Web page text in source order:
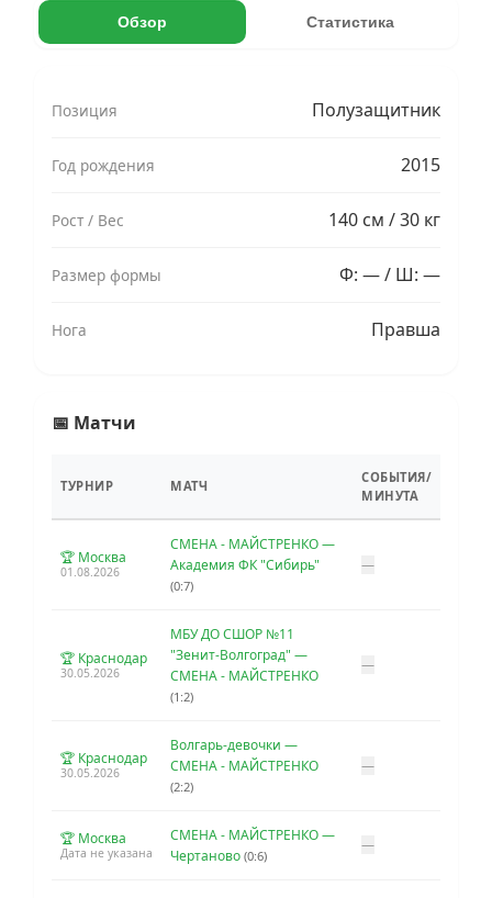
Обзор Статистика
Позиция Полузащитник
Год рождения 2015
Рост / Вес 140 см / 30 кг
Размер формы Ф: — / Ш: —
Нога Правша
📅 Матчи
ТУРНИР МАТЧ
СОБЫТИЯ/
МИНУТА
🏆 Москва
01.08.2026
СМЕНА - МАЙСТРЕНКО —
Академия ФК "Сибирь"
(0:7)
—
🏆 Краснодар
30.05.2026
МБУ ДО СШОР №11
"Зенит-Волгоград" —
СМЕНА - МАЙСТРЕНКО
(1:2)
—
🏆 Краснодар
30.05.2026
Волгарь-девочки —
СМЕНА - МАЙСТРЕНКО
(2:2)
—
🏆 Москва
Дата не указана
СМЕНА - МАЙСТРЕНКО —
Чертаново (0:6)
—